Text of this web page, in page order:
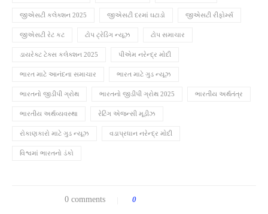
જીએસટી કલેક્શન 2025 જીએસટી દરમાં ઘટાડો જીએસટી રીફોર્મ્સ
જીએસટી રેટ કટ ટોપ ટ્રેડિંગ ન્યૂઝ ટોપ સમાચાર
ડાયરેક્ટ ટેક્સ કલેક્શન 2025 પીએમ નરેન્દ્ર મોદી
ભારત માટે આનંદના સમાચાર ભારત માટે ગુડ ન્યૂઝ
ભારતનો જીડીપી ગ્રોથ ભારતનો જીડીપી ગ્રોથ 2025 ભારતીય અર્થતંત્ર
ભારતીય અર્થવ્યવસ્થા રેટિંગ એજન્સી મૂડીઝ
રોકાણકારો માટે ગુડ ન્યૂઝ વડાપ્રધાન નરેન્દ્ર મોદી
વિશ્વમાં ભારતનો ડંકો
0 comments 0